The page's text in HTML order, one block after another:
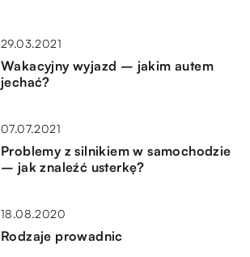
29.03.2021
Wakacyjny wyjazd – jakim autem
jechać?
07.07.2021
Problemy z silnikiem w samochodzie
– jak znaleźć usterkę?
18.08.2020
Rodzaje prowadnic